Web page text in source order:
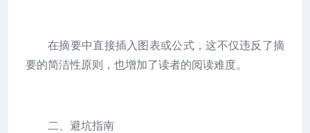
在摘要中直接插入图表或公式，这不仅违反了摘
要的简洁性原则，也增加了读者的阅读难度。
二、避坑指南